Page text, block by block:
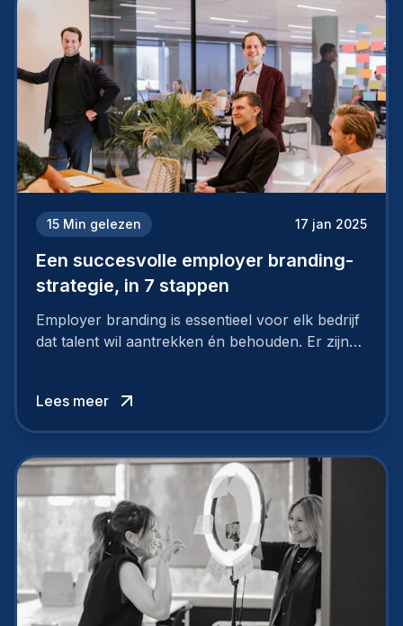
15 Min gelezen 17 jan 2025
Een succesvolle employer branding-
strategie, in 7 stappen
Employer branding is essentieel voor elk bedrijf
dat talent wil aantrekken én behouden. Er zijn
niet van vandaag op morgen. Hoe pak je dat
aan, starten met employer branding?
Lees meer